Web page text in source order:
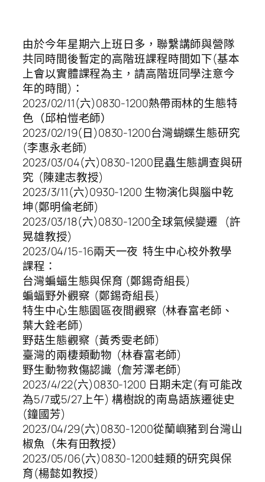
由於今年星期六上班日多，聯繫講師與營隊
共同時間後暫定的高階班課程時間如下(基本
上會以實體課程為主，請高階班同學注意今
年的時間)：
2023/02/11(六)0830-1200熱帶雨林的生態特
色（邱柏愷老師）
2023/02/19(日)0830-1200台灣蝴蝶生態研究
(李惠永老師)
2023/03/04(六)0830-1200昆蟲生態調查與研
究 (陳建志教授)
2023/3/11(六)0930-1200 生物演化與腦中乾
坤(鄭明倫老師)
2023/03/18(六)0830-1200全球氣候變遷 (許
晃雄教授)
2023/04/15-16兩天一夜 特生中心校外教學
課程：
台灣蝙蝠生態與保育 (鄭錫奇組長)
蝙蝠野外觀察 (鄭錫奇組長)
特生中心生態園區夜間觀察 (林春富老師、
葉大銓老師)
野菇生態觀察 (黃秀雯老師)
臺灣的兩棲類動物 (林春富老師)
野生動物救傷認識 (詹芳澤老師)
2023/4/22(六)0830-1200 日期未定(有可能改
為5/7或5/27上午) 構樹說的南島語族遷徙史
(鐘國芳)
2023/04/29(六)0830-1200從蘭嶼豬到台灣山
椒魚（朱有田教授）
2023/05/06(六)0830-1200蛙類的研究與保
育(楊懿如教授)